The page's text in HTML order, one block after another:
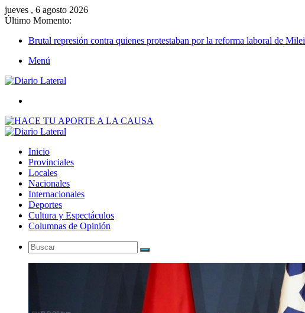
jueves , 6 agosto 2026
Último Momento:
Brutal represión contra quienes protestaban por la reforma laboral de Milei
Menú
Inicio
Provinciales
Locales
Nacionales
Internacionales
Deportes
Cultura y Espectáculos
Columnas de Opinión
Buscar